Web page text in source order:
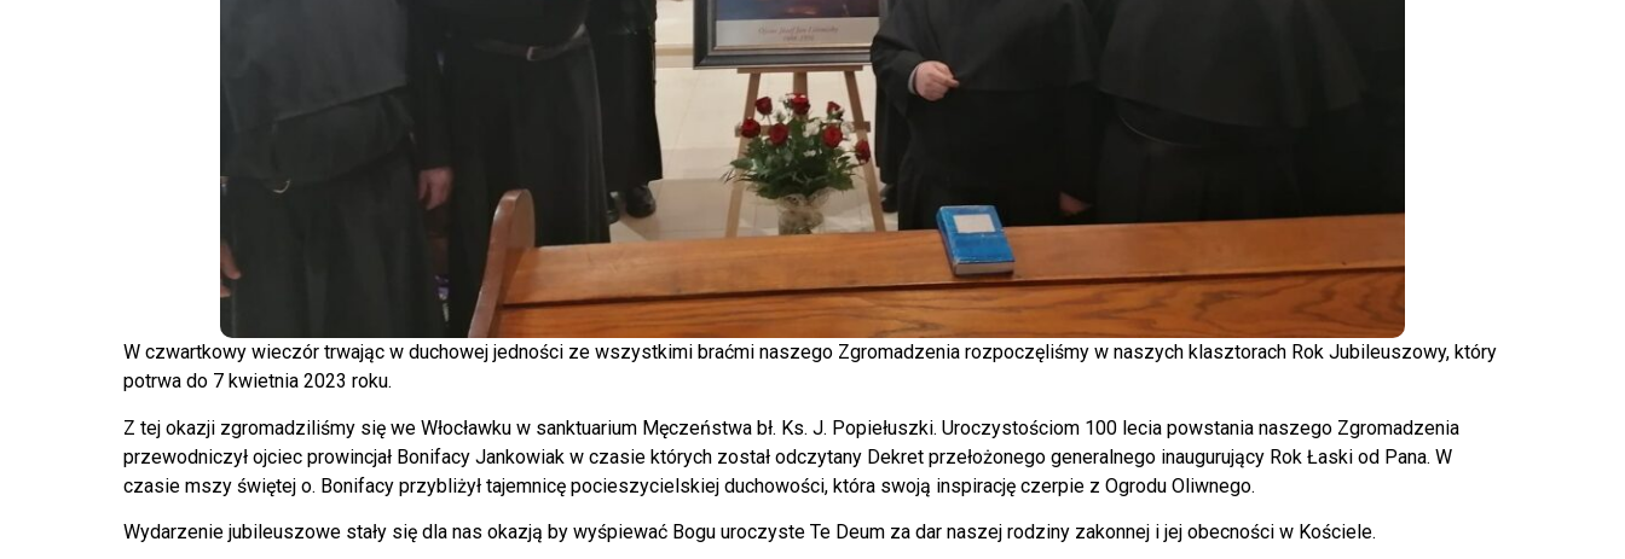
W czwartkowy wieczór trwając w duchowej jedności ze wszystkimi braćmi naszego Zgromadzenia rozpoczęliśmy w naszych klasztorach Rok Jubileuszowy, który
potrwa do 7 kwietnia 2023 roku.
Z tej okazji zgromadziliśmy się we Włocławku w sanktuarium Męczeństwa bł. Ks. J. Popiełuszki. Uroczystościom 100 lecia powstania naszego Zgromadzenia
przewodniczył ojciec prowincjał Bonifacy Jankowiak w czasie których został odczytany Dekret przełożonego generalnego inaugurujący Rok Łaski od Pana. W
czasie mszy świętej o. Bonifacy przybliżył tajemnicę pocieszycielskiej duchowości, która swoją inspirację czerpie z Ogrodu Oliwnego.
Wydarzenie jubileuszowe stały się dla nas okazją by wyśpiewać Bogu uroczyste Te Deum za dar naszej rodziny zakonnej i jej obecności w Kościele.